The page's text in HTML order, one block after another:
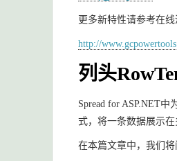
更多新特性请参考在线
http://
列头
Spread for ASP.NET
式，将一条数据展示在
在本篇文章中，我们将